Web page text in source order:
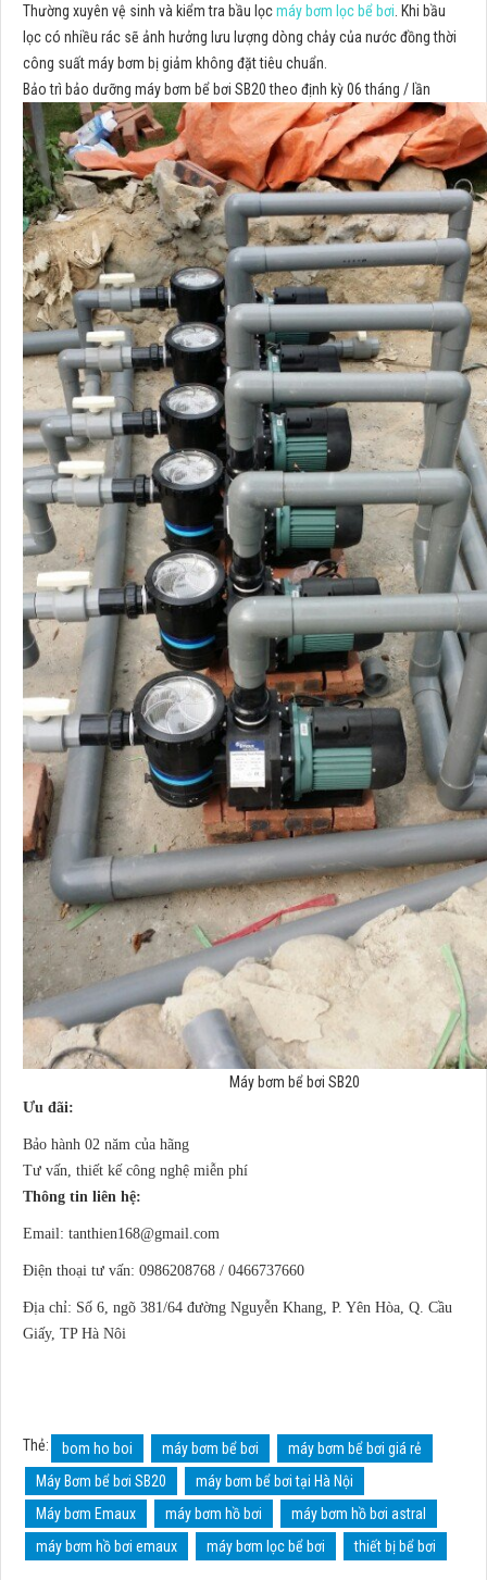
Thường xuyên vệ sinh và kiểm tra bầu lọcmáy bơm lọc bể bơi . Khi bầu
lọc có nhiều rác sẽ ảnh hưởng lưu lượng dòng chảy của nước đồng thời
công suất máy bơm bị giảm không đặt tiêu chuẩn.
Bảo trì bảo dưỡng máy bơm bể bơi SB20 theo định kỳ 06 tháng / lần
Máy bơm bể bơi SB20
Ưu đãi:
Bảo hành 02 năm của hãng
Tư vấn, thiết kế công nghệ miễn phí
Thông tin liên hệ:
Email: tanthien168@gmail.com
Điện thoại tư vấn: 0986208768 / 0466737660
Địa chỉ: Số 6, ngõ 381/64 đường Nguyễn Khang, P. Yên Hòa, Q. Cầu
Giấy, TP Hà Nôi
Thẻ: bom ho boi máy bơm bể bơi
máy bơm bể bơi giá rẻ
Máy Bơm bể bơi SB20
máy bơm bể bơi tại Hà Nội
Máy bơm Emaux
máy bơm hồ bơi
máy bơm hồ bơi astral
máy bơm hồ bơi emaux
máy bơm lọc bể bơi thiết bị bể bơi